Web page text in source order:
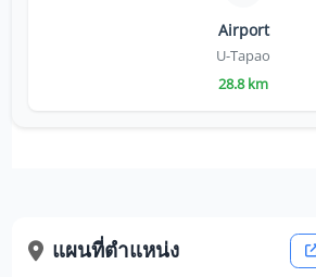
Airport
U-Tapao
28.8 km
แผนที่ตำแหน่ง